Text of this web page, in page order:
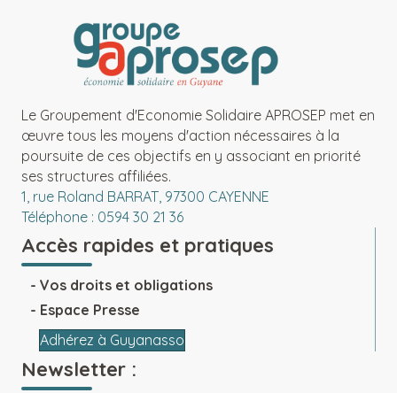
Le Groupement d'Economie Solidaire APROSEP met en
œuvre tous les moyens d'action nécessaires à la
poursuite de ces objectifs en y associant en priorité
ses structures affiliées.
1, rue Roland BARRAT, 97300 CAYENNE
Téléphone : 0594 30 21 36
Accès rapides et pratiques
Vos droits et obligations
Espace Presse
Adhérez à Guyanasso
Newsletter :